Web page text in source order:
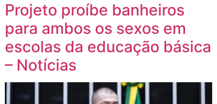
Projeto proíbe banheiros
para ambos os sexos em
escolas da educação básica
– Notícias